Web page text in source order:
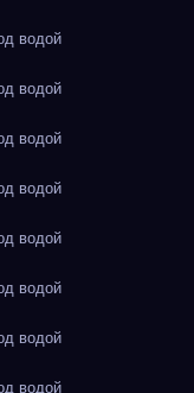
водой
водой
водой
водой
водой
водой
водой
водой